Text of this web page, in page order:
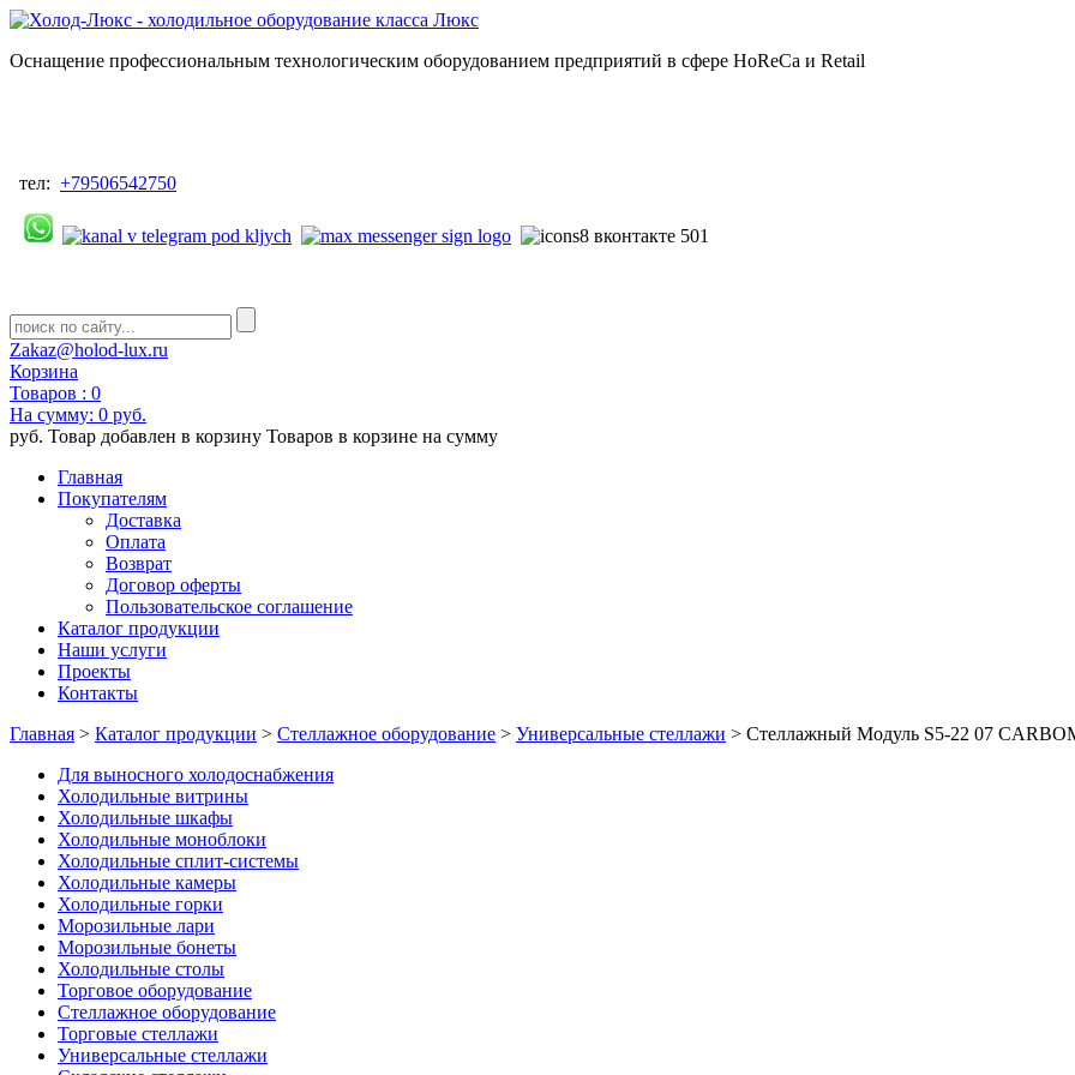
Оснащение профессиональным технологическим оборудованием предприятий в сфере HoReCa и Retail
тел: +79506542750
Zakaz@holod-lux.ru
Корзина
Товаров : 0
На сумму: 0 руб.
руб. Товар добавлен в корзину Товаров в корзине на сумму
Главная
Покупателям
Доставка
Оплата
Возврат
Договор оферты
Пользовательское соглашение
Каталог продукции
Наши услуги
Проекты
Контакты
Главная > Каталог продукции > Стеллажное оборудование > Универсальные стеллажи > Стеллажный Модуль S5-22 07
Для выносного холодоснабжения
Холодильные витрины
Холодильные шкафы
Холодильные моноблоки
Холодильные сплит-системы
Холодильные камеры
Холодильные горки
Морозильные лари
Морозильные бонеты
Холодильные столы
Торговое оборудование
Стеллажное оборудование
Торговые стеллажи
Универсальные стеллажи